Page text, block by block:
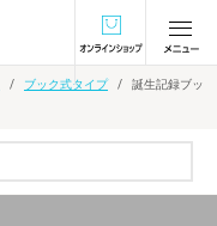
オンラインショ
ブック式タイプ
誕生記録ブッ